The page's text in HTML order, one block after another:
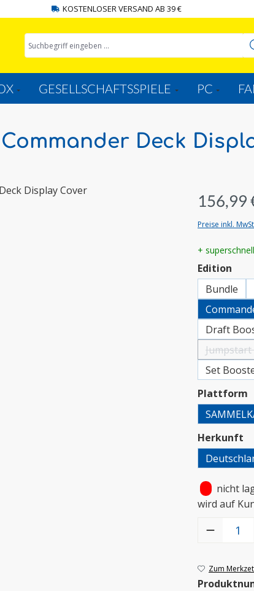
KOSTENLOSER VERSAND AB 39 €
GESELLSCHAFTSSPIELE PC
Deck
156,99
Preise inkl.
+
Edition
Bundle
Draft
Set
Plattform
Herkunft
nicht
wird auf
Produkt
Zum